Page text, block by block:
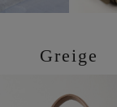
Greige